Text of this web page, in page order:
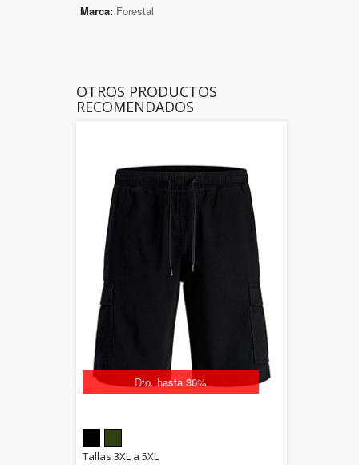
Marca: Forestal
OTROS PRODUCTOS
RECOMENDADOS
Dto. hasta 30%
5.00
Tallas 3XL a 5XL